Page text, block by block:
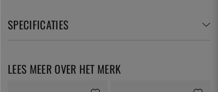
SPECIFICATIES
LEES MEER OVER HET MERK